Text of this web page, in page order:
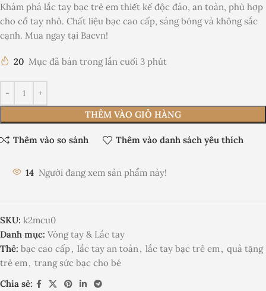
Khám phá lắc tay bạc trẻ em thiết kế độc đáo, an toàn, phù hợp
cho cổ tay nhỏ. Chất liệu bạc cao cấp, sáng bóng và không sắc
cạnh. Mua ngay tại Bacvn!
20 Mục đã bán trong lần cuối 3 phút
THÊM VÀO GIỎ HÀNG
Thêm vào so sánh Thêm vào danh sách yêu thích
14 Người đang xem sản phẩm này!
SKU: k2mcu0
Danh mục: Vòng tay & Lắc tay
Thẻ: bạc cao cấp, lắc tay an toàn , lắc tay bạc trẻ em , quà tặng
trẻ em , trang sức bạc cho bé
Chia sẻ: